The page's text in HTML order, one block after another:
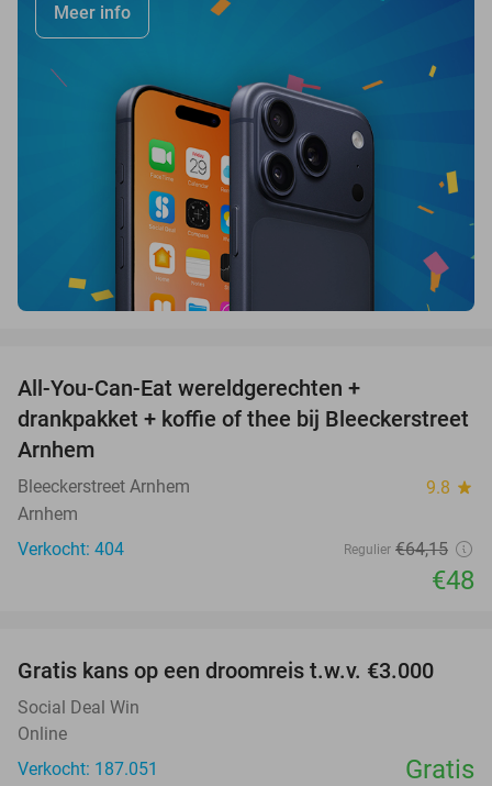
Meer info
All-You-Can-Eat wereldgerechten +
drankpakket + koffie of thee bij Bleeckerstreet
Arnhem
Bleeckerstreet Arnhem 9.8 star
Arnhem
Verkocht: 404
Regulier €64,15
€48
Gratis kans op een droomreis t.w.v. €3.000
Social Deal Win
Online
Verkocht: 187.051
Gratis